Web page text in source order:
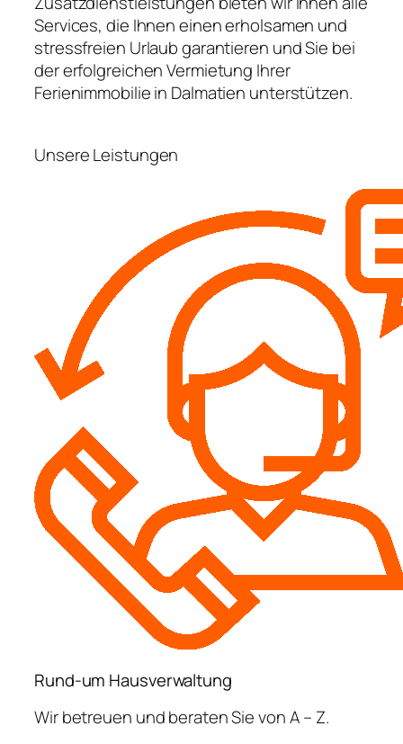
Services, die Ihnen einen erholsamen und
stressfreien Urlaub garantieren und Sie bei
der erfolgreichen Vermietung Ihrer
Ferienimmobilie in Dalmatien unterstützen.
Unsere Leistungen
Rund-um Hausverwaltung
Wir betreuen und beraten Sie von A – Z.